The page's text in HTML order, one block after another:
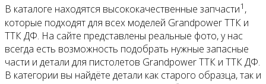
В каталоге находятся высококачественные запчасти1 ,
которые подходят для всех моделей Grandpower ТТК и
ТТК ДФ. На сайте представлены реальные фото, у нас
всегда есть возможность подобрать нужные запасные
части и детали для пистолетов Grandpower ТТК и ТТК ДФ.
В категории вы найдёте детали как старого образца, так и